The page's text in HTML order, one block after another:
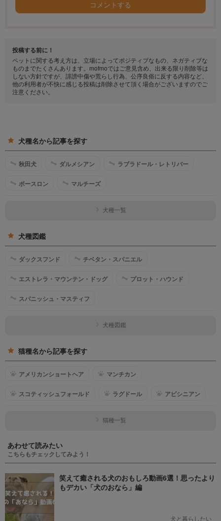
コメントする
投稿する前に！
ペットに関する考え方は、立場によってポジティブなもの、ネガティブな
ものまでたくさんあります。mofmoではご意見含め、出来る限り削除等は
しない方針ですが、誹謗中傷や荒らし行為、公序良俗に反する内容など、
他の利用者が不快に感じる投稿は削除させて頂く場合がございますのでご
注意ください。
犬種名から記事を探す
秋田犬 ダルメシアン ラブラドール・レトリバー
ボースロン マルチーズ
犬種一覧
犬種図鑑
ダックスフンド チベタン・スパニエル
エストレラ・マウンテン・ドッグ プロット・ハウンド
スパニッシュ・マスティフ
犬種図鑑
猫種名から記事を探す
アメリカンショートヘア マンチカン
スコティッシュフォールド ラグドール アビシニアン
猫種一覧
あわせて読みたい
こちらもチェックしてみよう！
笑えて癒される犬のおもしろ動画6選！思ったより
もデカい「犬のおなら」編
犬と暮らしたい